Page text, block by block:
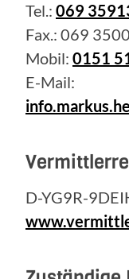
Tel.: 069
Fax.: 069
Mobil: 0151
E-Mail:
D-YG9R-